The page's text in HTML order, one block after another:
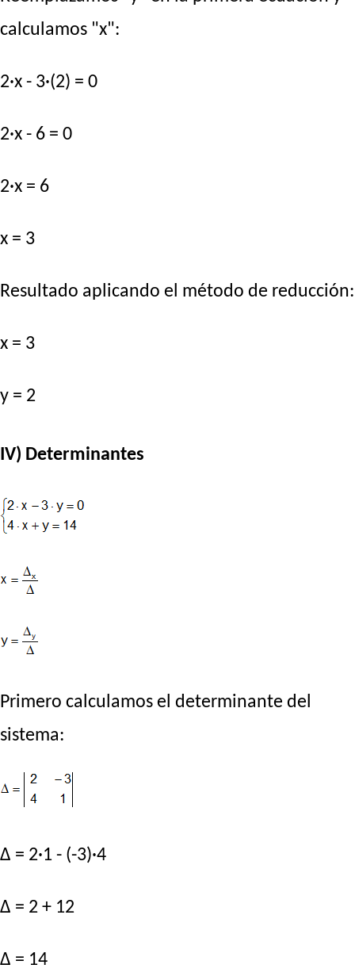
calculamos "x":
2·x - 3·(2) = 0
2·x - 6 = 0
2·x = 6
x = 3
Resultado aplicando el método de reducción:
x = 3
y = 2
IV) Determinantes
Primero calculamos el determinante del
sistema:
Δ = 2·1 - (-3)·4
Δ = 2 + 12
Δ = 14